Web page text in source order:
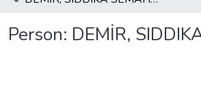
Person: DEMİR,